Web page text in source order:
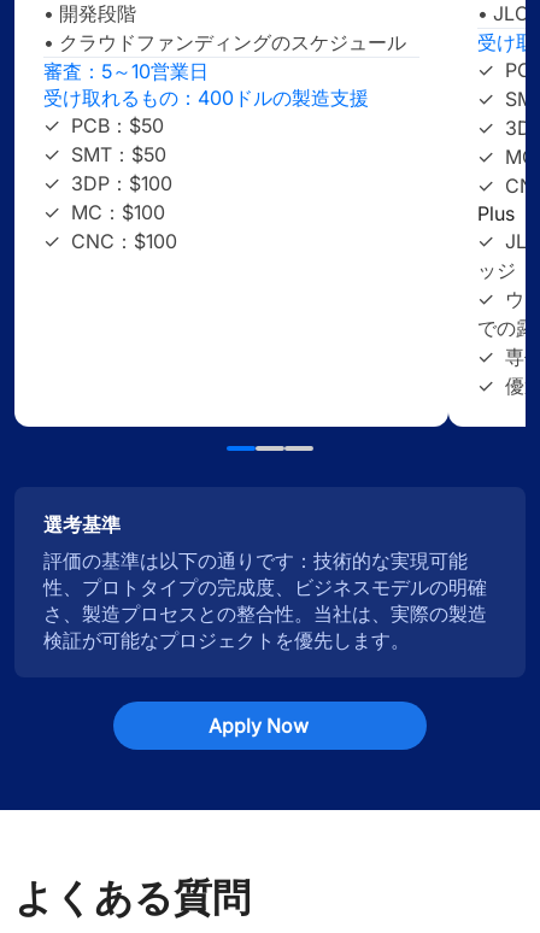
• 開発段階
• クラウドファンディングのスケジュール
審査：5～10営業日
受け取れるもの：400ドルの製造支援
✓ PCB：$50
✓ SMT：$50
✓ 3DP：$100
✓ MC：$100
✓ CNC：$100
• JLC
受け
✓
✓
✓
✓
✓
Plus
✓
ッジ
✓ ウ
での露
✓ 専
✓ 優
選考基準
評価の基準は以下の通りです：技術的な実現可能
性、プロトタイプの完成度、ビジネスモデルの明確
さ、製造プロセスとの整合性。当社は、実際の製造
検証が可能なプロジェクトを優先します。
Apply Now
よくある質問